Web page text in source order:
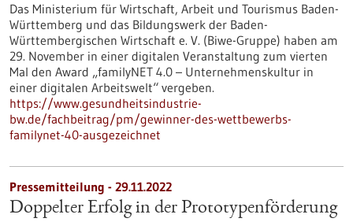
Das Ministerium für Wirtschaft, Arbeit und Tourismus Baden-
Württemberg und das Bildungswerk der Baden-
Württembergischen Wirtschaft e. V. (Biwe-Gruppe) haben am
29. November in einer digitalen Veranstaltung zum vierten
Mal den Award „familyNET 4.0 – Unternehmenskultur in
einer digitalen Arbeitswelt“ vergeben.
https://www.gesundheitsindustrie-
bw.de/fachbeitrag/pm/gewinner-des-wettbewerbs-
familynet-40-ausgezeichnet
Pressemitteilung - 29.11.2022
Doppelter Erfolg in der Prototypenförderung